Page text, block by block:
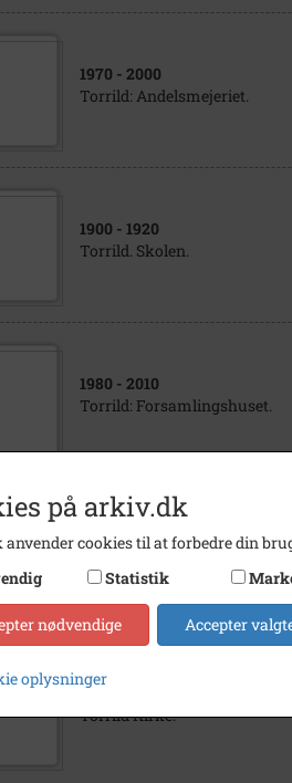
1970 - 2000
Torrild: Andelsmejeriet.
1900 - 1920
Torrild. Skolen.
1980 - 2010
Torrild: Forsamlingshuset.
1930- 1934
1950
Torrild Kirke.
på arkiv.dk
anvender cookies til at forbedre din
Statistik
nødvendige Accepter
oplysninger